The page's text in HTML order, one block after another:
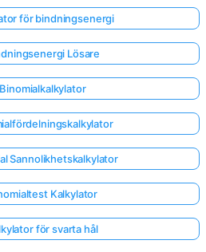
för bindningsenergi
Lösare
Sannolikhetskalkylator
Kalkylator
för svarta hål